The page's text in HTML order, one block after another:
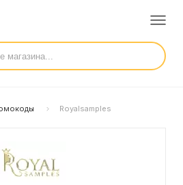
Royalsamples